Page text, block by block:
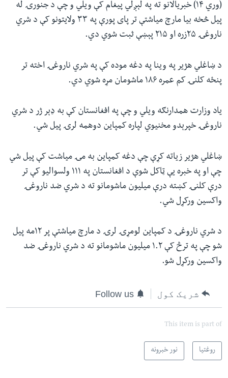
(وري ۱۴) خبریالانو ته په لېږلي پیغام کې ویلي و چې د جنورۍ له
پيل څخه بیا مارچ میاشتې تر پای پورې په ۳۳ ولایتونو کې د شري
ناروغۍ ۲۵زره او ۲۱۵ پېښې ثبت شوي دي.
د ښاغلي هژیر په وینا په دغه موده کې په شري ناروغۍ اخته تر
پنځه کلنۍ کم عمره ۱۸۶ ماشومان مړه شوي دي.
یاد وزارت همدارنګه ویلي و چې په افغانستان کې به ډېر ژر د شري
ناروغۍ خپرېدو مخنیوي لپاره کمپاین دوهمه لرۍ پیل شي.
ښاغلي هژیر زیاته کړې چې دغه کمپاین به مۍ میاشت کې پیل شي
چې او په خبره يې ټاکل شوې د افغانستان په ۱۱۱ ولسوالیو کې تر
درې کلنۍ کښته درې میلیون ماشومانو ته د شري ضد ناروغۍ
واکسین ورکړل شي.
د شري ناروغۍ د کمپاین لومړۍ لرۍ د مارچ میاشتې پر ۱۲مه پيل
شو چې په ترڅ کې ۱.۲ میلیون ماشومانو ته د شري ناروغۍ ضد
واکسین ورکړل شو.
شریک کول Follow us
This item is part of
روغتیا نور خبرونه